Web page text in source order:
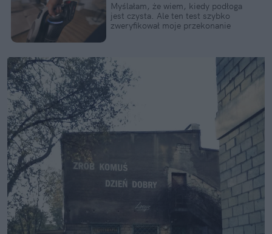
Myślałam, że wiem, kiedy podłoga
jest czysta. Ale ten test szybko
zweryfikował moje przekonanie